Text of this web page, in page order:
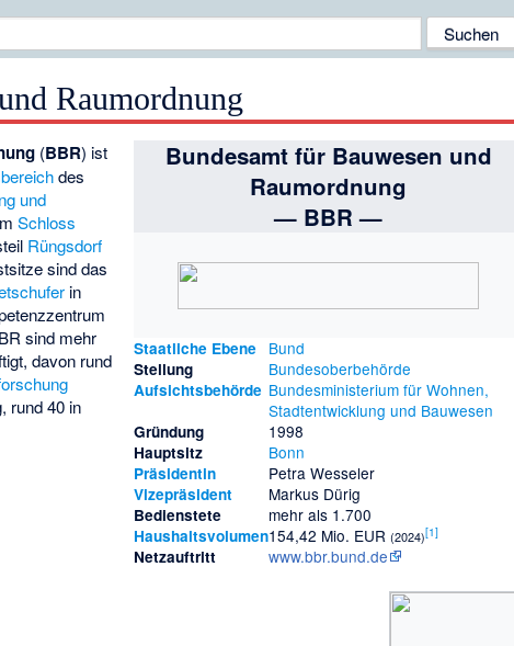
Raumordnung
Bundesamt für Bauwesen und
Raumordnung
— BBR —
Staatliche Ebene Bund
Stellung Bundesoberbehörde
Aufsichtsbehörde Bundesministerium für Wohnen,
Stadtentwicklung und Bauwesen
Gründung 1998
Hauptsitz Bonn
Präsidentin Petra Wesseler
Vizepräsident Markus Dürig
Bedienstete mehr als 1.700
Haushaltsvolumen154,42 Mio. EUR(2024)[1]
Netzauftritt www.bbr.bund.de
(BBR) ist
des
und
Schloss
Rüngsdorf
sind das
in
sind mehr
davon rund
rund 40 in